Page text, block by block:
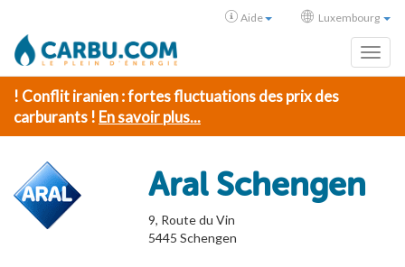
Aide Luxembourg
! Conflit iranien : fortes fluctuations des prix des
carburants ! En savoir plus...
Aral Schengen
9, Route du Vin
5445 Schengen